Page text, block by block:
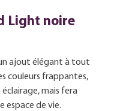
Light noire
ajout élégant à tout
couleurs frappantes,
mais fera
espace de vie.